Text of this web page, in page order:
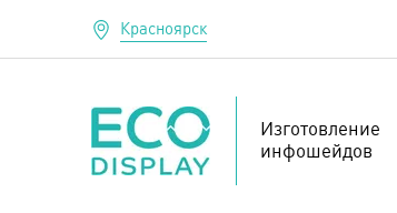
Красноярск
Изготовление
инфошейдов